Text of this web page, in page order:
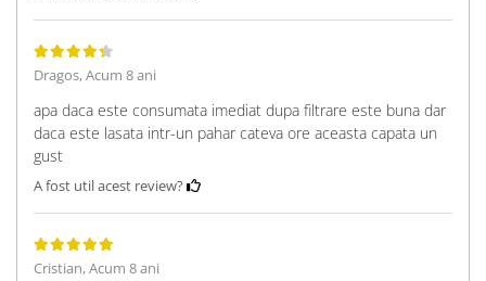
Dragos,Acum 8 ani
apa daca este consumata imediat dupa filtrare este buna dar
daca este lasata intr-un pahar cateva ore aceasta capata un
gust
A fost util acest review?
Cristian,Acum 8 ani